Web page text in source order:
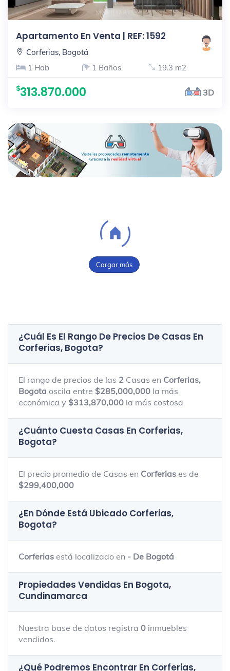
Apartamento En Venta | REF: 1592
Corferias, Bogotá
1 Hab
1 Baños 19.3 m2
313.870.000 3D
Cargar más
¿Cuál Es El Rango De Precios De Casas En
Corferias, Bogota?
El rango de precios de las 2 Casas en Corferias,
Bogota oscila entre $285,000,000 la más
económica y $313,870,000 la más costosa
¿Cuánto Cuesta Casas En Corferias,
Bogota?
El precio promedio de Casas en Corferias es de
$299,400,000
¿En Dónde Está Ubicado Corferias,
Bogota?
Corferias está localizado en - De Bogotá
Propiedades Vendidas En Bogota,
Cundinamarca
Nuestra base de datos registra 0 inmuebles
vendidos.
¿Qué Podremos Encontrar En Corferias,